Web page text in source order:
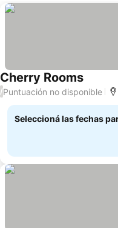
Cherry Rooms
/Puntuación no disponible
Seleccioná las fechas